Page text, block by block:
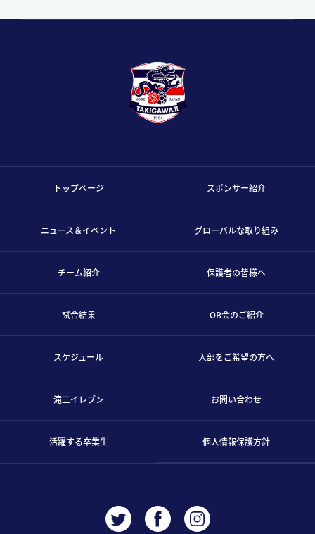
トップページ
ニュース＆イベント
チーム紹介
試合結果
スケジュール
滝二イレブン
活躍する卒業生
スポンサー紹介
グローバルな取り組み
保護者の皆様へ
OB会のご紹介
入部をご希望の方へ
お問い合わせ
個人情報保護方針